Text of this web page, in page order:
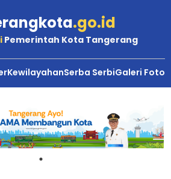
.go.id
Pemerintah Kota Tangerang
KewilayahanSerba SerbiGaleri Foto